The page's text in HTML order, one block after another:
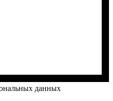
данных